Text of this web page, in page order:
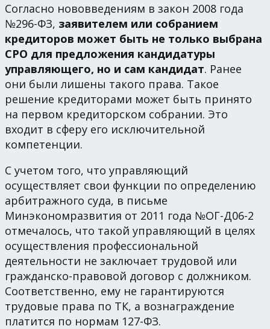
Согласно нововведениям в закон 2008 года
№296-ФЗ, заявителем или собранием
кредиторов может быть не только выбрана
СРО для предложения кандидатуры
управляющего, но и сам кандидат. Ранее
они были лишены такого права. Такое
решение кредиторами может быть принято
на первом кредиторском собрании. Это
входит в сферу его исключительной
компетенции.
С учетом того, что управляющий
осуществляет свои функции по определению
арбитражного суда, в письме
Минэкономразвития от 2011 года №ОГ-Д06-2
отмечалось, что такой управляющий в целях
осуществления профессиональной
деятельности не заключает трудовой или
гражданско-правовой договор с должником.
Соответственно, ему не гарантируются
трудовые права по ТК, а вознаграждение
платится по нормам 127-ФЗ.